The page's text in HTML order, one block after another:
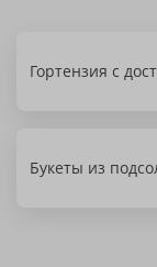
Гортензия с
Букеты из